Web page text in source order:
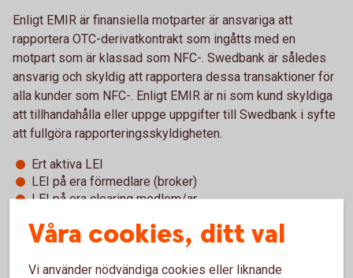
Enligt EMIR är finansiella motparter är ansvariga att
rapportera OTC-derivatkontrakt som ingåtts med en
motpart som är klassad som NFC-. Swedbank är således
ansvarig och skyldig att rapportera dessa transaktioner för
alla kunder som NFC-. Enligt EMIR är ni som kund skyldiga
att tillhandahålla eller uppge uppgifter till Swedbank i syfte
att fullgöra rapporteringsskyldigheten.
Ert aktiva LEI
LEI på era förmedlare (broker)
LEI på era clearing medlem/ar
bedrivna verksamheten.
Dessa uppgifter kan komma att inhämtas av er.
Våra cookies, ditt val
Vi använder nödvändiga cookies eller liknande